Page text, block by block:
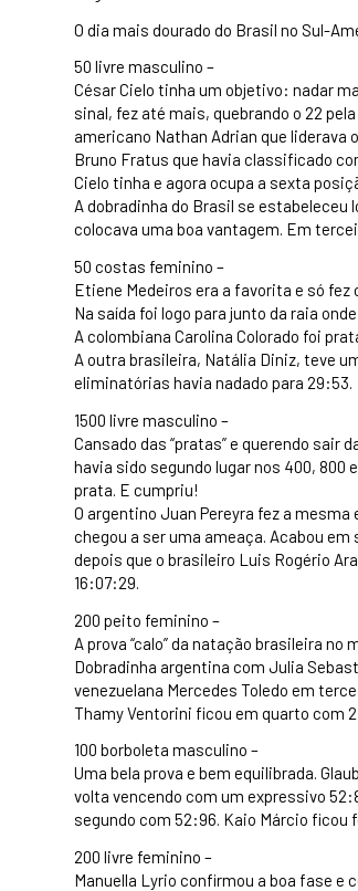
O dia mais dourado do Brasil no Sul-
50 livre masculino –
César Cielo tinha um objetivo: nadar
sinal, fez até mais, quebrando o 22
americano Nathan Adrian que liderava
Bruno Fratus que havia classificado
Cielo tinha e agora ocupa a sexta
A dobradinha do Brasil se estabeleceu
colocava uma boa vantagem. Em
50 costas feminino –
Etiene Medeiros era a favorita e só fez
Na saída foi logo para junto da raia
A colombiana Carolina Colorado foi
A outra brasileira, Natália Diniz, teve
eliminatórias havia nadado para 29:53.
1500 livre masculino –
Cansado das “pratas” e querendo sair
havia sido segundo lugar nos 400, 800
prata. E cumpriu!
O argentino Juan Pereyra fez a
chegou a ser uma ameaça. Acabou
depois que o brasileiro Luis Rogério
16:07:29.
200 peito feminino –
A prova “calo” da natação brasileira
Dobradinha argentina com Julia
venezuelana Mercedes Toledo em
Thamy Ventorini ficou em quarto com
100 borboleta masculino –
Uma bela prova e bem equilibrada.
volta vencendo com um expressivo
segundo com 52:96. Kaio Márcio ficou
200 livre feminino –
Manuella Lyrio confirmou a boa fase e